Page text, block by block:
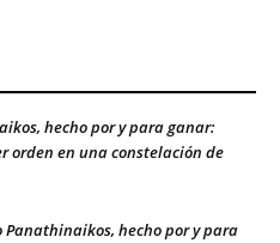
hecho por y para ganar:
orden en una constelación de
Panathinaikos, hecho por y para